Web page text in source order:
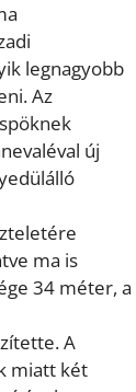
legnagyobb
Az
új
ma is
34 méter, a
A
miatt két